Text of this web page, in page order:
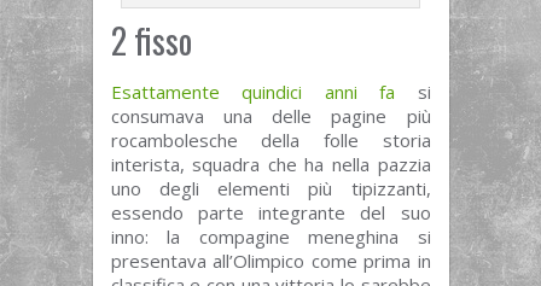
2 fisso
Esattamente quindici anni fa si
consumava una delle pagine più
rocambolesche della folle storia
interista, squadra che ha nella pazzia
uno degli elementi più tipizzanti,
essendo parte integrante del suo
inno: la compagine meneghina si
presentava all’Olimpico come prima in